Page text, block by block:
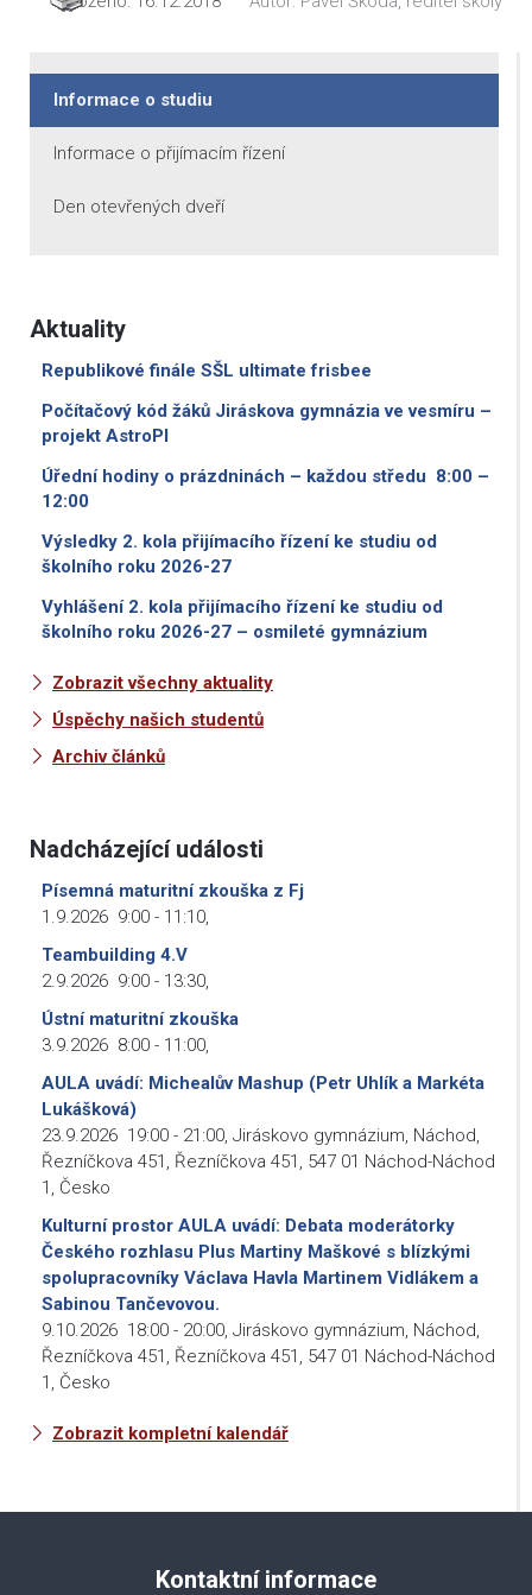
Informace o studiu
Informace o přijímacím řízení
Den otevřených dveří
Aktuality
Republikové finále SŠL ultimate frisbee
Počítačový kód žáků Jiráskova gymnázia ve vesmíru –
projekt AstroPI
Úřední hodiny o prázdninách – každou středu 8:00 –
12:00
Výsledky 2. kola přijímacího řízení ke studiu od
školního roku 2026-27
Vyhlášení 2. kola přijímacího řízení ke studiu od
školního roku 2026-27 – osmileté gymnázium
Zobrazit všechny aktuality
Úspěchy našich studentů
Archiv článků
Nadcházející události
Písemná maturitní zkouška z Fj
1.9.2026 9:00 - 11:10
Teambuilding 4.V
2.9.2026 9:00 - 13:30
Ústní maturitní zkouška
3.9.2026 8:00 - 11:00
AULA uvádí: Michealův Mashup (Petr Uhlík a Markéta
Lukášková)
23.9.2026 19:00 - 21:00 Jiráskovo gymnázium, Náchod,
Řezníčkova 451, Řezníčkova 451, 547 01 Náchod-Náchod
1, Česko
Kulturní prostor AULA uvádí: Debata moderátorky
Českého rozhlasu Plus Martiny Maškové s blízkými
spolupracovníky Václava Havla Martinem Vidlákem a
Sabinou Tančevovou.
9.10.2026 18:00 - 20:00 Jiráskovo gymnázium, Náchod,
Řezníčkova 451, Řezníčkova 451, 547 01 Náchod-Náchod
1, Česko
Zobrazit kompletní kalendář
Kontaktní informace